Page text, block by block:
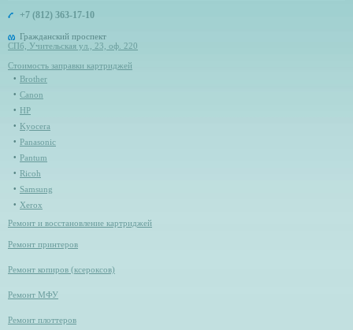
+7 (812) 363-17-10
Гражданский проспект
СПб, Учительская ул., 23, оф. 220
Стоимость заправки картриджей
Brother
Canon
HP
Kyocera
Panasonic
Pantum
Ricoh
Samsung
Xerox
Ремонт и восстановление картриджей
Ремонт принтеров
Ремонт копиров (ксероксов)
Ремонт МФУ
Ремонт плоттеров